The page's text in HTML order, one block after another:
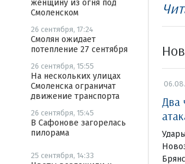
женщину из огня под
Смоленском
26 сентября, 17:24
Смолян ожидает
потепление 27 сентября
26 сентября, 15:55
На нескольких улицах
Смоленска ограничат
движение транспорта
26 сентября, 15:45
В Сафонове загорелась
пилорама
25 сентября, 14:33
Два